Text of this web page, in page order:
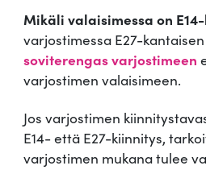
Mikäli valaisimessa on
varjostimessa E27-
soviterengas varjostimeen
varjostimen valaisimeen.
Jos varjostimen
E14- että E27-kiinnitys,
varjostimen mukana tulee